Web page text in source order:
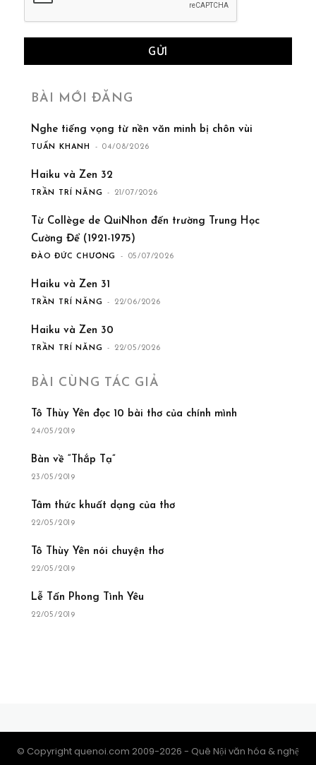
BÀI MỚI ĐĂNG
Nghe tiếng vọng từ nền văn minh bị chôn vùi
TUẤN KHANH - 04/08/2026
Haiku và Zen 32
TRẦN TRÍ NĂNG - 21/07/2026
Từ Collège de QuiNhon đến trường Trung Học
Cường Để (1921-1975)
ĐÀO ĐỨC CHƯƠNG - 05/07/2026
Haiku và Zen 31
TRẦN TRÍ NĂNG - 22/06/2026
Haiku và Zen 30
TRẦN TRÍ NĂNG - 22/05/2026
BÀI CÙNG TÁC GIẢ
Tô Thùy Yên đọc 10 bài thơ của chính mình
24/05/2019
Bàn về “Thắp Tạ”
23/05/2019
Tâm thức khuất dạng của thơ
22/05/2019
Tô Thùy Yên nói chuyện thơ
22/05/2019
Lễ Tấn Phong Tình Yêu
22/05/2019
© Copyright quenoi.com 2009-2026 - Quê Nội văn hóa & nghệ